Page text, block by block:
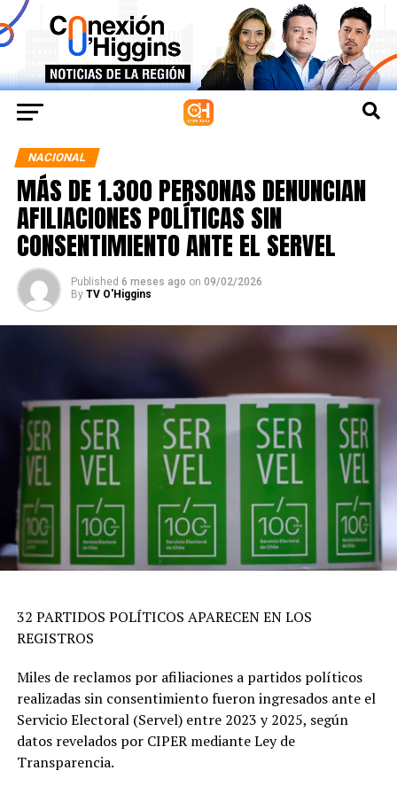
NACIONAL
MÁS DE 1.300 PERSONAS DENUNCIAN
AFILIACIONES POLÍTICAS SIN
CONSENTIMIENTO ANTE EL SERVEL
Published 6 meses ago on 09/02/2026
By TV O'Higgins
32 PARTIDOS POLÍTICOS APARECEN EN LOS
REGISTROS
Miles de reclamos por afiliaciones a partidos políticos
realizadas sin consentimiento fueron ingresados ante el
Servicio Electoral (Servel) entre 2023 y 2025, según
datos revelados por CIPER mediante Ley de
Transparencia.